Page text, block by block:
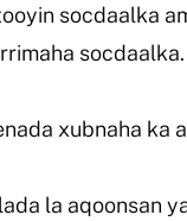
socdaalka
socdaalka.
xubnaha ka
la aqoonsan